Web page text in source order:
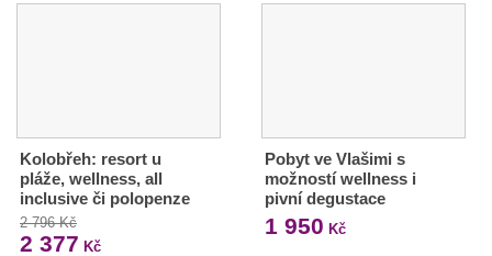
Kolobřeh: resort u
pláže, wellness, all
inclusive či polopenze
2 796 Kč
2 377 Kč
Pobyt ve Vlašimi s
možností wellness i
pivní degustace
1 950 Kč